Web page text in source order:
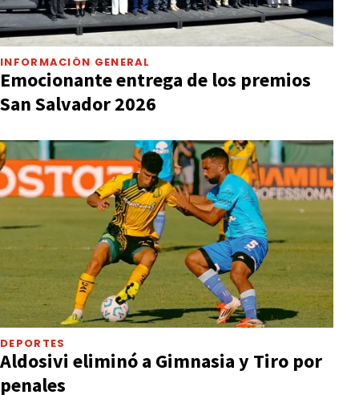
INFORMACIÓN GENERAL
Emocionante entrega de los premios
San Salvador 2026
DEPORTES
Aldosivi eliminó a Gimnasia y Tiro por
penales